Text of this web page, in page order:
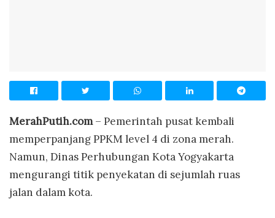
MerahPutih.com– Pemerintah pusat kembali
memperpanjang PPKM level 4 di zona merah.
Namun, Dinas Perhubungan Kota Yogyakarta
mengurangi titik penyekatan di sejumlah ruas
jalan dalam kota.